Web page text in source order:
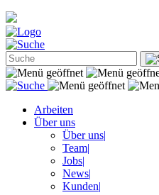
Arbeiten
Über uns
Über uns|
Team|
Jobs|
News|
Kunden|